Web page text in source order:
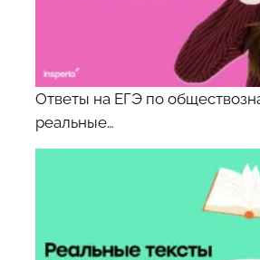
Ответы на ЕГЭ по
реальные…